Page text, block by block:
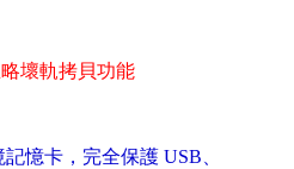
壞軌拷貝功能
憶卡，完全保護 USB、